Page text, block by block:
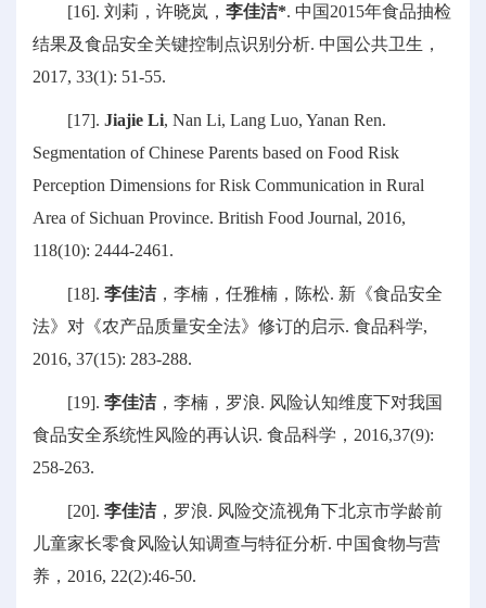
[16]. 刘莉，许晓岚， 李佳洁*. 中国2015年食品抽检
结果及食品安全关键控制点识别分析. 中国公共卫生，
2017, 33(1): 51-55.
[17]. Jiajie Li, Nan Li, Lang Luo, Yanan Ren.
Segmentation of Chinese Parents based on Food Risk
Perception Dimensions for Risk Communication in Rural
Area of Sichuan Province. British Food Journal, 2016,
118(10): 2444-2461.
[18]. 李佳洁，李楠，任雅楠，陈松. 新《食品安全
法》对《农产品质量安全法》修订的启示. 食品科学,
2016, 37(15): 283-288.
[19]. 李佳洁，李楠，罗浪. 风险认知维度下对我国
食品安全系统性风险的再认识. 食品科学，2016,37(9):
258-263.
[20]. 李佳洁，罗浪. 风险交流视角下北京市学龄前
儿童家长零食风险认知调查与特征分析. 中国食物与营
养，2016, 22(2):46-50.